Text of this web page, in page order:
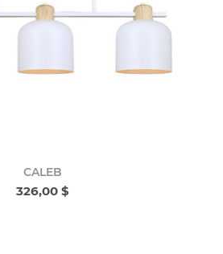
CALEB
326,00 $